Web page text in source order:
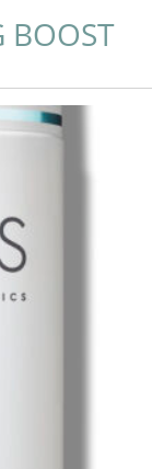
BOOST